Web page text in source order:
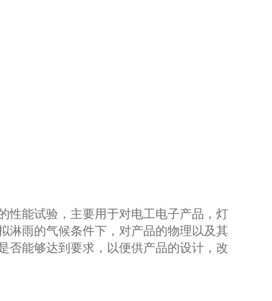
性能试验，主要用于对电工电子产品，灯
淋雨的气候条件下，对产品的物理以及其
否能够达到要求，以便供产品的设计，改